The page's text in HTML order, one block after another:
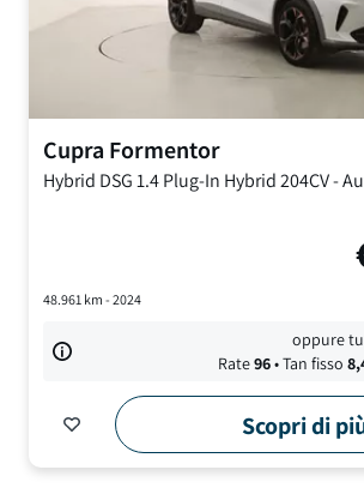
Cupra Formentor
Hybrid DSG1.4 Plug-In Hybrid 204CV-
48.961 km - 2024
oppure
Rate96• Tan fisso
Scopri di